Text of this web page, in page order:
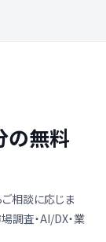
の無料
相談に応じま
調査・AI/DX・業